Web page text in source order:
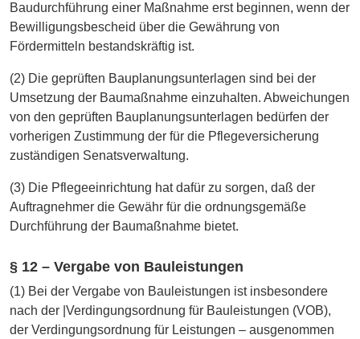
Baudurchführung einer Maßnahme erst beginnen, wenn der
Bewilligungsbescheid über die Gewährung von
Fördermitteln bestandskräftig ist.
(2) Die geprüften Bauplanungsunterlagen sind bei der
Umsetzung der Baumaßnahme einzuhalten. Abweichungen
von den geprüften Bauplanungsunterlagen bedürfen der
vorherigen Zustimmung der für die Pflegeversicherung
zuständigen Senatsverwaltung.
(3) Die Pflegeeinrichtung hat dafür zu sorgen, daß der
Auftragnehmer die Gewähr für die ordnungsgemäße
Durchführung der Baumaßnahme bietet.
§ 12 – Vergabe von Bauleistungen
(1) Bei der Vergabe von Bauleistungen ist insbesondere
nach der |Verdingungsordnung für Bauleistungen (VOB),
der Verdingungsordnung für Leistungen – ausgenommen